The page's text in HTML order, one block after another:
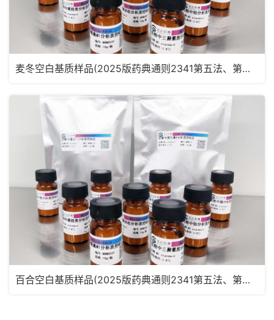
麦冬空白基质样品(2025版药典通则2341第五法、第六法)MRM2181
百合空白基质样品(2025版药典通则2341第五法、第六法)MRM2180